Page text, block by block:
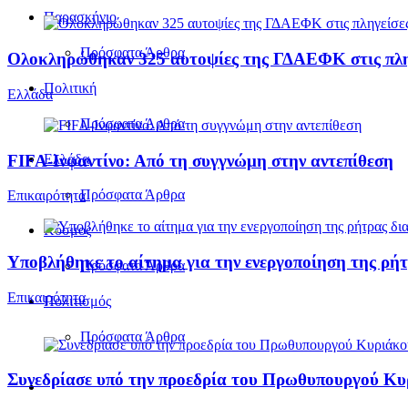
Παρασκήνιο
Πρόσφατα Άρθρα
Πολιτική
Πρόσφατα Άρθρα
Ελλάδα
Πρόσφατα Άρθρα
Κόσμος
Πρόσφατα Άρθρα
Πολιτισμός
Πρόσφατα Άρθρα
Ολοκληρώθηκαν 325 αυτοψίες της ΓΔΑΕΦΚ στις
Ελλάδα
FIFA-Ινφαντίνο: Από τη συγγνώμη στην αντεπίθεση
Επικαιρότητα
Υποβλήθηκε το αίτημα για την ενεργοποίηση της
Επικαιρότητα
Συνεδρίασε υπό την προεδρία του Πρωθυπουργού